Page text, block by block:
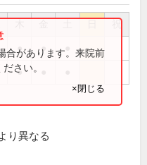
祝
● ●
●
合があります。来院前
さい。
×閉じる
り異なる